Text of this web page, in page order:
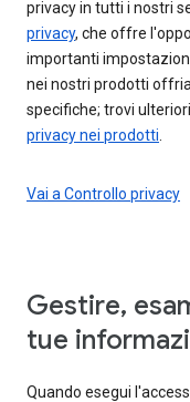
privacy in tutti i nostri
privacy, che offre
importanti
nei nostri prodotti
specifiche; trovi
privacy nei prodotti
Vai a Controllo privacy
Gestire,
tue
Quando esegui